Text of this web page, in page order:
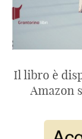
Il libro è
Amazon